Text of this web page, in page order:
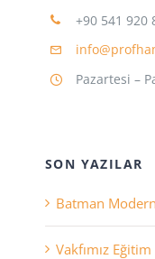
+90 541 920
Pazartesi –
SON YAZILAR
Batman
Vakfımız